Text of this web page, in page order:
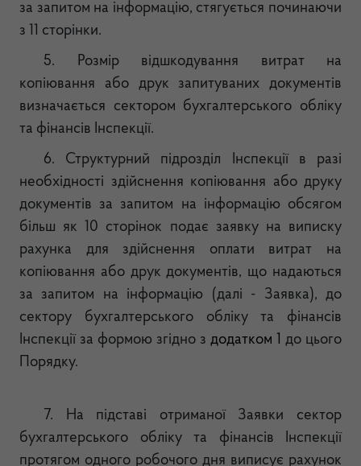
за запитом на інформацію, стягується починаючи
з 11 сторінки.
5. Розмір відшкодування витрат на
копіювання або друк запитуваних документів
визначається сектором бухгалтерського обліку
та фінансів Інспекції.
6. Структурний підрозділ Інспекції в разі
необхідності здійснення копіювання або друку
документів за запитом на інформацію обсягом
більш як 10 сторінок подає заявку на виписку
рахунка для здійснення оплати витрат на
копіювання або друк документів, що надаються
за запитом на інформацію (далі - Заявка), до
сектору бухгалтерського обліку та фінансів
Інспекції за формою згідно з додатком 1 до цього
Порядку.
7. На підставі отриманої Заявки сектор
бухгалтерського обліку та фінансів Інспекції
протягом одного робочого дня виписує рахунок